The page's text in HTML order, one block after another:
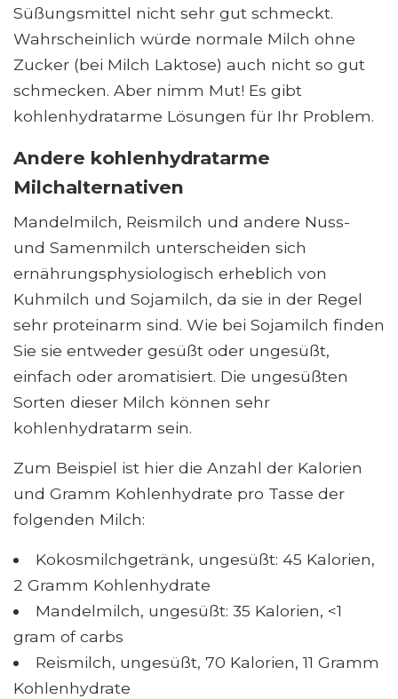
Süßungsmittel nicht sehr gut schmeckt.
Wahrscheinlich würde normale Milch ohne
Zucker (bei Milch Laktose) auch nicht so gut
schmecken. Aber nimm Mut! Es gibt
kohlenhydratarme Lösungen für Ihr Problem.
Andere kohlenhydratarme
Milchalternativen
Mandelmilch, Reismilch und andere Nuss-
und Samenmilch unterscheiden sich
ernährungsphysiologisch erheblich von
Kuhmilch und Sojamilch, da sie in der Regel
sehr proteinarm sind. Wie bei Sojamilch finden
Sie sie entweder gesüßt oder ungesüßt,
einfach oder aromatisiert. Die ungesüßten
Sorten dieser Milch können sehr
kohlenhydratarm sein.
Zum Beispiel ist hier die Anzahl der Kalorien
und Gramm Kohlenhydrate pro Tasse der
folgenden Milch:
Kokosmilchgetränk, ungesüßt: 45 Kalorien,
2 Gramm Kohlenhydrate
Mandelmilch, ungesüßt: 35 Kalorien, <1
gram of carbs
Reismilch, ungesüßt, 70 Kalorien, 11 Gramm
Kohlenhydrate